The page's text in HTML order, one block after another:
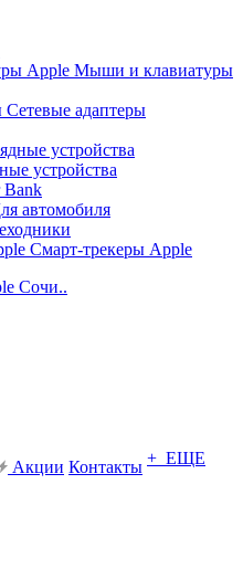
Мыши и клавиатуры
Сетевые адаптеры
устройства
Bank
автомобиля
Смарт-трекеры Apple
Акции Контакты + ЕЩЕ